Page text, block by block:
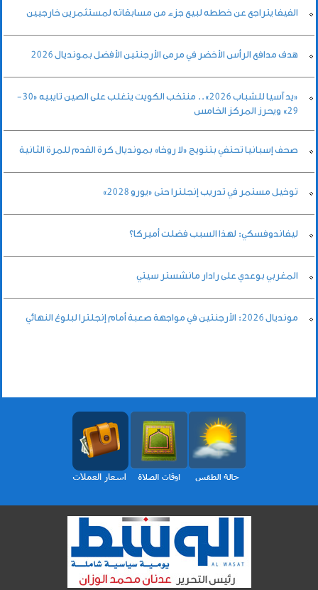
الفيفا يتراجع عن خططه لبيع جزء من مسابقاته لمستثمرين خارجيين
هدف مدافع الرأس الأخضر في مرمى الأرجنتين الأفضل بمونديال 2026
«يد آسيا للشباب 2026».. منتخب الكويت يتغلب على الصين تايبيه «30-
29» ويحرز المركز الخامس
صحف إسبانيا تحتفي بتتويج «لا روخا» بمونديال كرة القدم للمرة الثانية
توخيل مستمر في تدريب إنجلترا حتى «يورو 2028»
ليفاندوفسكي: لهذا السبب فضلت أميركا؟
المغربي بوعدي على رادار مانشستر سيتي
مونديال 2026: الأرجنتين في مواجهة صعبة أمام إنجلترا لبلوغ النهائي